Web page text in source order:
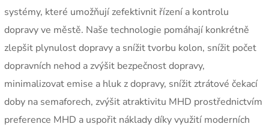
systémy, které umožňují zefektivnit řízení a kontrolu
dopravy ve městě. Naše technologie pomáhají konkrétně
zlepšit plynulost dopravy a snížit tvorbu kolon, snížit počet
dopravních nehod a zvýšit bezpečnost dopravy,
minimalizovat emise a hluk z dopravy, snížit ztrátové čekací
doby na semaforech, zvýšit atraktivitu MHD prostřednictvím
preference MHD a uspořit náklady díky využití moderních